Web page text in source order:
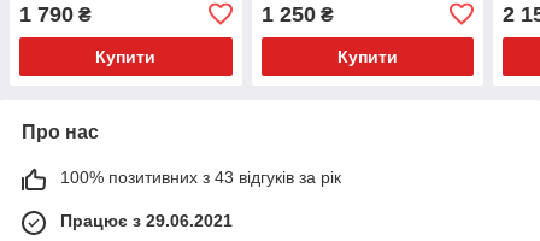
1 790 ₴
Купити
sticker O/S
1 250₴
Купити
2
Про нас
100% позитивних з 43 відгуків за рік
Працює з 29.06.2021